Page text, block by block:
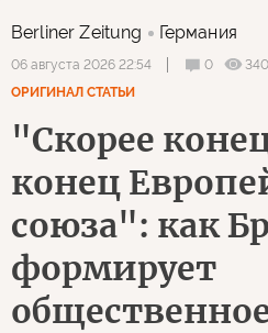
Berliner Zeitung Германия
06 августа 2026 22:54 0
340
ОРИГИНАЛ СТАТЬИ
"Скорее
конец
союза": как
формирует